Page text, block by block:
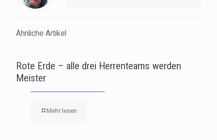
Ähnliche Artikel
Rote Erde – alle drei Herrenteams werden
Meister
Mehr lesen